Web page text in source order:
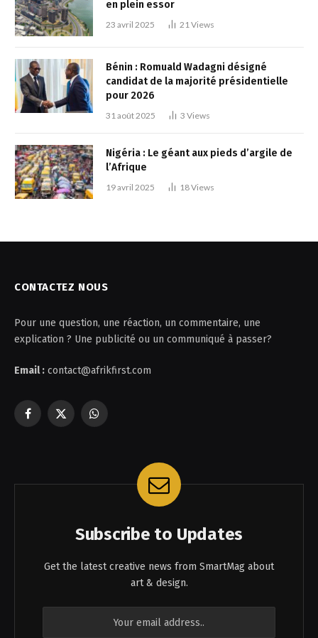
en plein essor
23 avril 2025 21Views
Bénin : Romuald Wadagni désigné
candidat de la majorité présidentielle
pour 2026
31 août 2025 3 Views
Nigéria : Le géant aux pieds d’argile de
l’Afrique
19 avril 2025 18Views
CONTACTEZ NOUS
Pour une question, une réaction, un commentaire, une
explication ? Une publicité ou un communiqué à passer?
Email : contact@afrikfirst.com
Facebook
X
WhatsApp
Subscribe to Updates
Get the latest creative news from SmartMag about
art & design.